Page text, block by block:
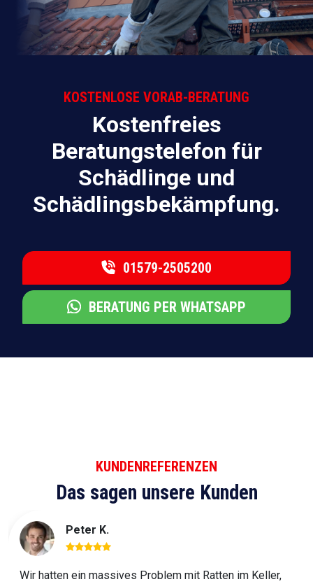
KOSTENLOSE VORAB-BERATUNG
Kostenfreies
Beratungstelefon für
Schädlinge und
Schädlingsbekämpfung.
01579-2505200
BERATUNG PER WHATSAPP
KUNDENREFERENZEN
Das sagen unsere Kunden
Peter K.
Wir hatten ein massives Problem mit Ratten im Keller,